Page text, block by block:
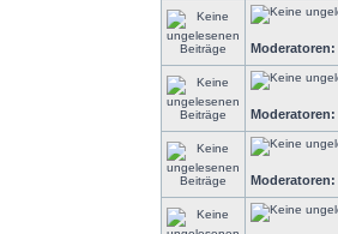
Moderatoren:
Moderatoren:
Moderatoren: